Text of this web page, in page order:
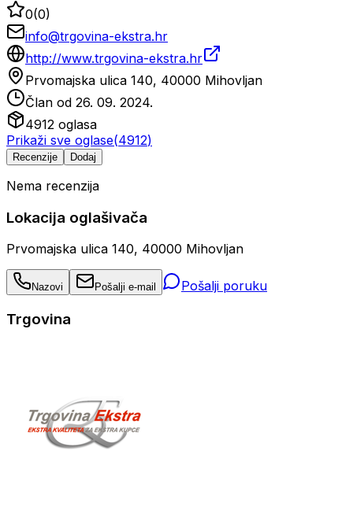
0(0)
info@trgovina-ekstra.hr
http://www.trgovina-ekstra.hr
Prvomajska ulica 140, 40000 Mihovljan
Član od 26. 09. 2024.
4912 oglasa
Prikaži sve oglase(4912)
Recenzije Dodaj
Nema recenzija
Lokacija oglašivača
Prvomajska ulica 140, 40000 Mihovljan
Nazovi Pošalji e-mail Pošalji poruku
Trgovina